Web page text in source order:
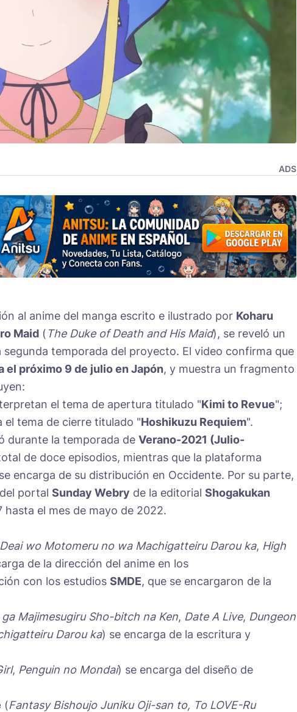
ADS
al anime del manga escrito e ilustrado por Koharu
Maid ( The Duke of Death and His Maid), se reveló un
temporada del proyecto. El video confirma que
el próximo 9 de julio en Japón, y muestra un fragmento
el tema de apertura titulado "Kimi to Revue";
el tema de cierre titulado "Hoshikuzu Requiem".
durante la temporada de Verano-2021 (Julio-
de doce episodios, mientras que la plataforma
encarga de su distribución en Occidente. Por su parte,
portal Sunday Webry de la editorial Shogakukan
hasta el mes de mayo de 2022.
wo Motomeru no wa Machigatteiru Darou ka, High
de la dirección del anime en los
con los estudios SMDE, que se encargaron de la
Majimesugiru Sho-bitch na Ken, Date A Live, Dungeon
Darou ka) se encarga de la escritura y
, Penguin no Mondai) se encarga del diseño de
(Fantasy Bishoujo Juniku Oji-san to, To LOVE-Ru